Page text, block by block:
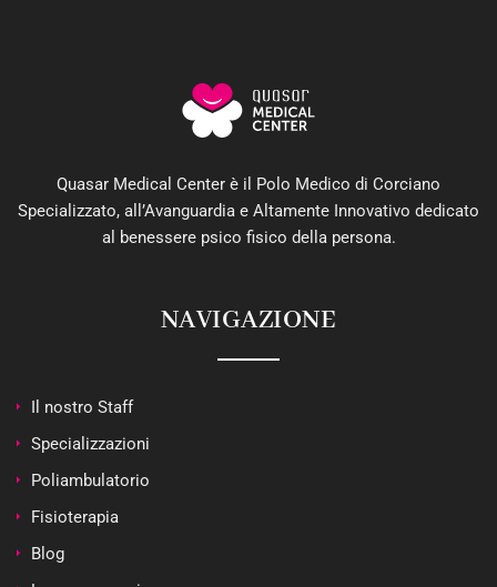
Quasar Medical Center è il Polo Medico di Corciano
Specializzato, all’Avanguardia e Altamente Innovativo dedicato
al benessere psico fisico della persona.
NAVIGAZIONE
Il nostro Staff
Specializzazioni
Poliambulatorio
Fisioterapia
Blog